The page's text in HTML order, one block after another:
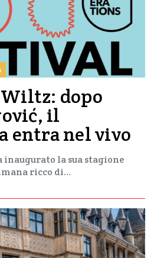
dopo
il
entra nel vivo
la sua stagione
ricco di…